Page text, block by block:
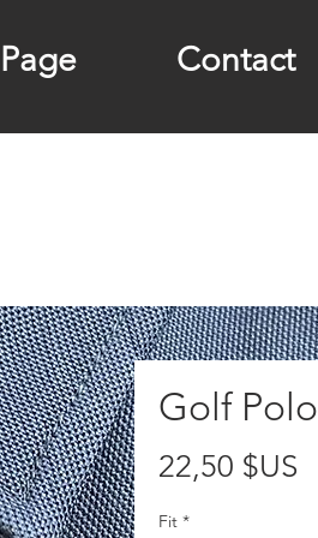
Contact
Golf Polo
22,50 $US
Fit *